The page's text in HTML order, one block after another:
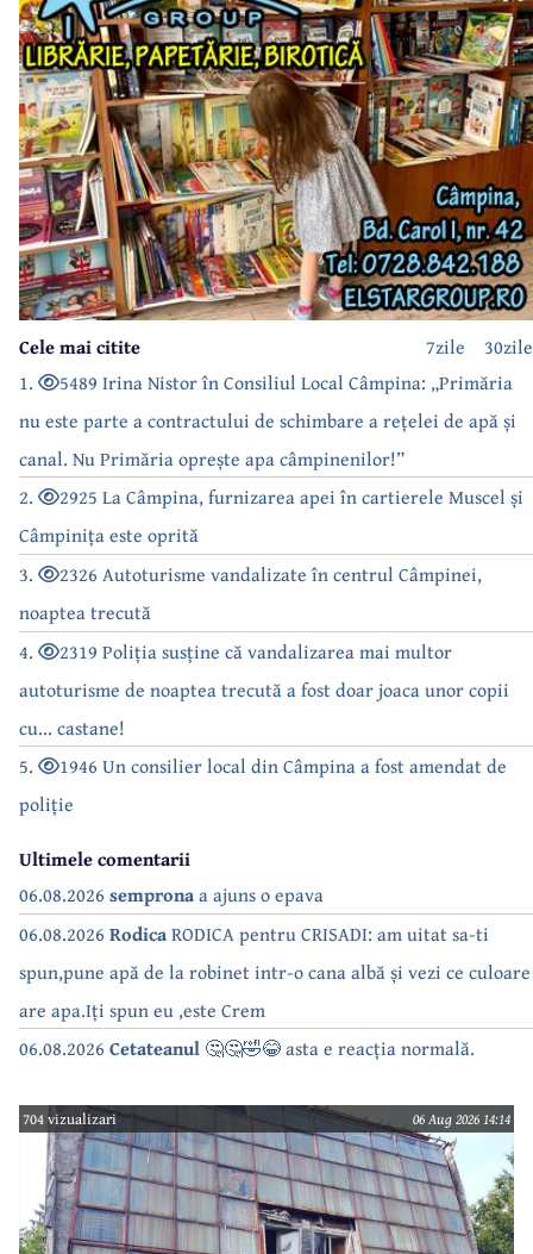
30zile
7zile
Cele mai citite
1.
5489 Irina Nistor în Consiliul Local Câmpina: „Primăria
nu este parte a contractului de schimbare a rețelei de apă și
canal. Nu Primăria oprește apa câmpinenilor!”
2.
2925 La Câmpina, furnizarea apei în cartierele Muscel și
Câmpinița este oprită
3.
2326 Autoturisme vandalizate în centrul Câmpinei,
noaptea trecută
4.
2319 Poliția susține că vandalizarea mai multor
autoturisme de noaptea trecută a fost doar joaca unor copii
cu... castane!
5.
1946 Un consilier local din Câmpina a fost amendat de
poliție
Ultimele comentarii
06.08.2026 sempronaa ajuns o epava
06.08.2026 RodicaRODICA pentru CRISADI: am uitat sa-ti
spun,pune apă de la robinet intr-o cana albă și vezi ce culoare
are apa.Iți spun eu ,este Crem
06.08.2026 Cetateanul 🤔🤔🤣😂 asta e reacția normală.
704 vizualizari 06 Aug 2026 14:14